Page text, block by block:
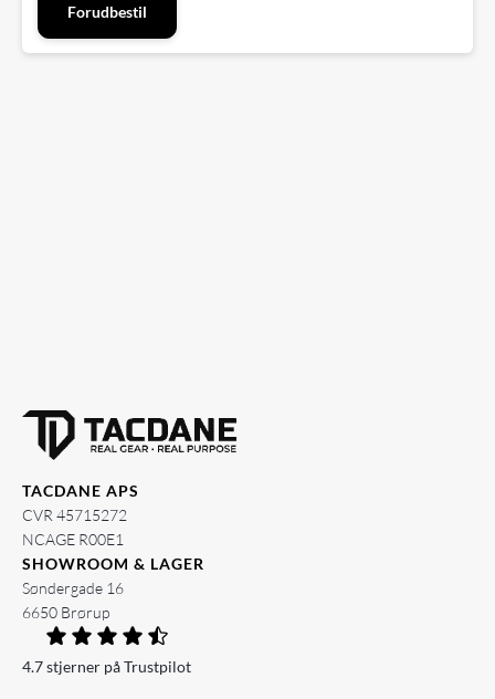
Forudbestil
TACDANE APS
CVR 45715272
NCAGE R00E1
SHOWROOM & LAGER
Søndergade 16
6650 Brørup
4.7 stjerner på Trustpilot